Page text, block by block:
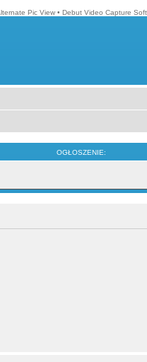
Pic View • Debut Video Capture
OGŁOSZENIE: